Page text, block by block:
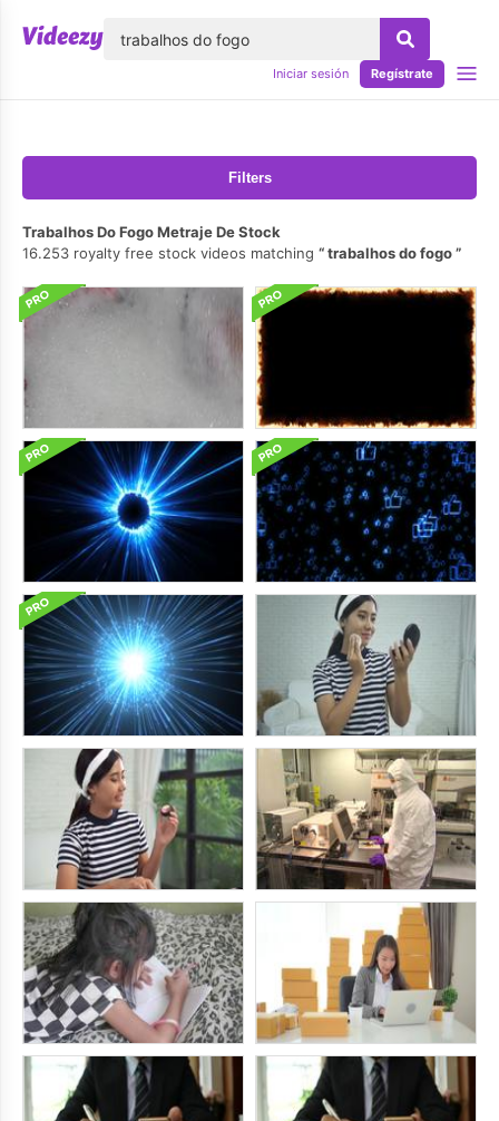
Iniciar sesión Regístrate
Filters
Trabalhos Do Fogo Metraje De Stock
16.253 royalty free stock videos matching
trabalhos do fogo